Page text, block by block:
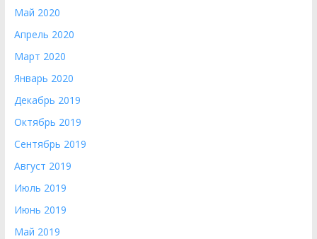
Май 2020
Апрель 2020
Март 2020
Январь 2020
Декабрь 2019
Октябрь 2019
Сентябрь 2019
Август 2019
Июль 2019
Июнь 2019
Май 2019